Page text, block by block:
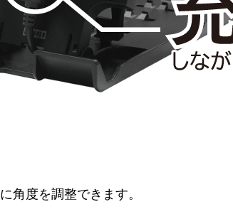
角度を調整できます。